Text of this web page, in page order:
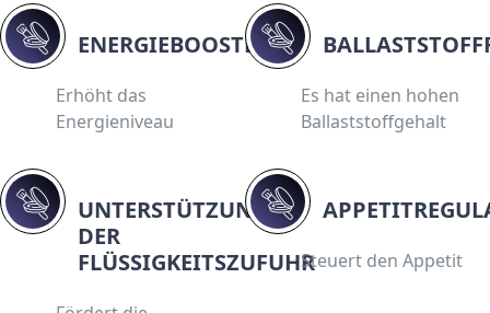
ENERGIEBOOSTER
Erhöht das
Energieniveau
Es hat einen hohen
Ballaststoffgehalt
UNTERSTÜTZUNG
DER
FLÜSSIGKEITSZUFUHRSteuert den Appetit